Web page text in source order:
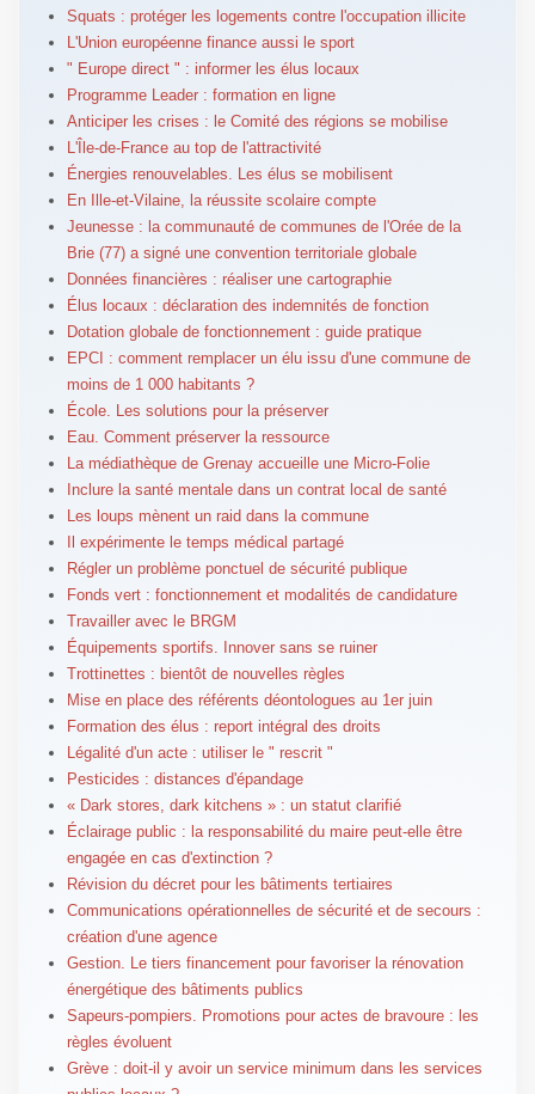
Squats : protéger les logements contre l'occupation illicite
L'Union européenne finance aussi le sport
" Europe direct " : informer les élus locaux
Programme Leader : formation en ligne
Anticiper les crises : le Comité des régions se mobilise
L'Île-de-France au top de l'attractivité
Énergies renouvelables. Les élus se mobilisent
En Ille-et-Vilaine, la réussite scolaire compte
Jeunesse : la communauté de communes de l'Orée de la
Brie (77) a signé une convention territoriale globale
Données financières : réaliser une cartographie
Élus locaux : déclaration des indemnités de fonction
Dotation globale de fonctionnement : guide pratique
EPCI : comment remplacer un élu issu d'une commune de
moins de 1 000 habitants ?
École. Les solutions pour la préserver
Eau. Comment préserver la ressource
La médiathèque de Grenay accueille une Micro-Folie
Inclure la santé mentale dans un contrat local de santé
Les loups mènent un raid dans la commune
Il expérimente le temps médical partagé
Régler un problème ponctuel de sécurité publique
Fonds vert : fonctionnement et modalités de candidature
Travailler avec le BRGM
Équipements sportifs. Innover sans se ruiner
Trottinettes : bientôt de nouvelles règles
Mise en place des référents déontologues au 1er juin
Formation des élus : report intégral des droits
Légalité d'un acte : utiliser le " rescrit "
Pesticides : distances d'épandage
« Dark stores, dark kitchens » : un statut clarifié
Éclairage public : la responsabilité du maire peut-elle être
engagée en cas d'extinction ?
Révision du décret pour les bâtiments tertiaires
Communications opérationnelles de sécurité et de secours :
création d'une agence
Gestion. Le tiers financement pour favoriser la rénovation
énergétique des bâtiments publics
Sapeurs-pompiers. Promotions pour actes de bravoure : les
règles évoluent
Grève : doit-il y avoir un service minimum dans les services